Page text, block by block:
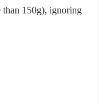
150g), ignoring